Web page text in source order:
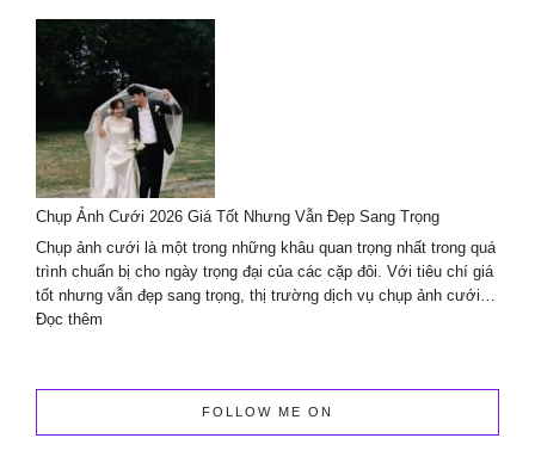
planner
&
Events
Chụp Ảnh Cưới 2026 Giá Tốt Nhưng Vẫn Đẹp Sang Trọng
Chụp ảnh cưới là một trong những khâu quan trọng nhất trong quá
trình chuẩn bị cho ngày trọng đại của các cặp đôi. Với tiêu chí giá
tốt nhưng vẫn đẹp sang trọng, thị trường dịch vụ chụp ảnh cưới…
Đọc thêm
Cưới
Giá
FOLLOW ME ON